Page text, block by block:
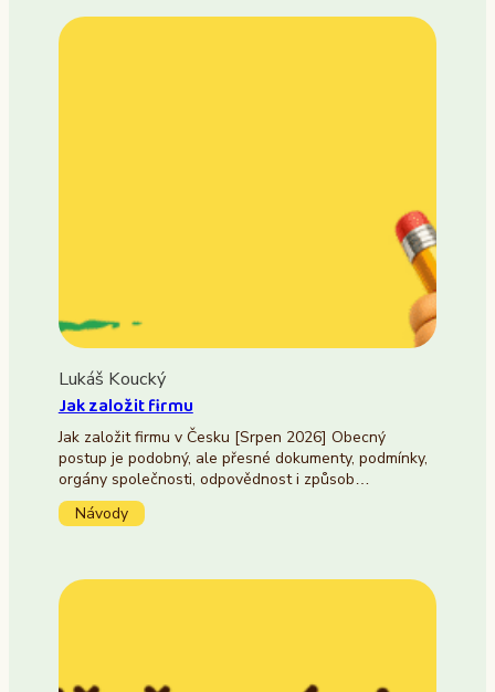
Lukáš Koucký
Jak založit firmu
Jak založit firmu v Česku [Srpen 2026] Obecný
postup je podobný, ale přesné dokumenty, podmínky,
orgány společnosti, odpovědnost i způsob…
Návody